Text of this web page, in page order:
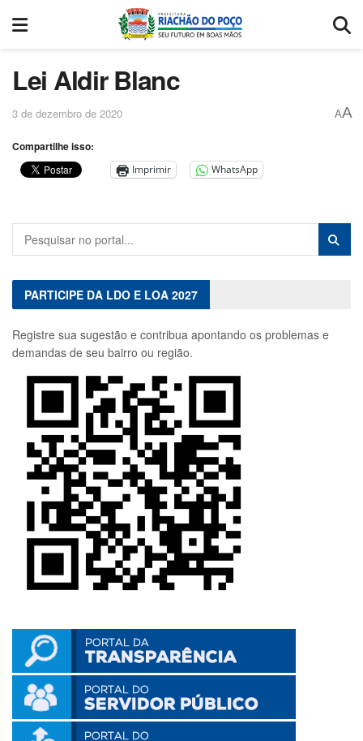
Lei Aldir Blanc
3 de dezembro de 2020 AA
Compartilhe isso:
Imprimir WhatsApp
PARTICIPE DA LDO E LOA 2027
Registre sua sugestão e contribua apontando os problemas e
demandas de seu bairro ou região.